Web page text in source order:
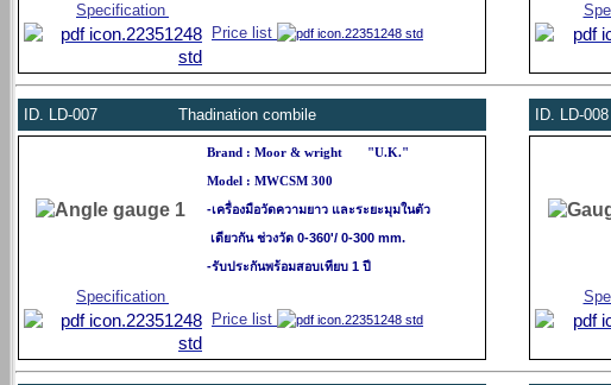
Specification
Price list
ID. LD-007 Thadination combile ID. LD-008
Brand : Moor & wright "U.K."
Model : MWCSM 300
-เครื่องมือวัดความยาว และระยะมุมในตัว
เดียวกันช่วงวัด 0-360'/ 0-300 mm.
-รับประกันพร้อมสอบเทียบ 1 ปี
Specification
Price list